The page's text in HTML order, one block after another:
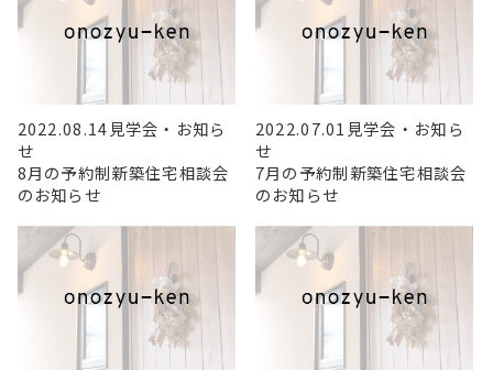
2022.08.14見学会・お知ら
せ
8月の予約制新築住宅相談会
のお知らせ
2022.07.01 見学会・お知ら
せ
7月の予約制新築住宅相談会
のお知らせ